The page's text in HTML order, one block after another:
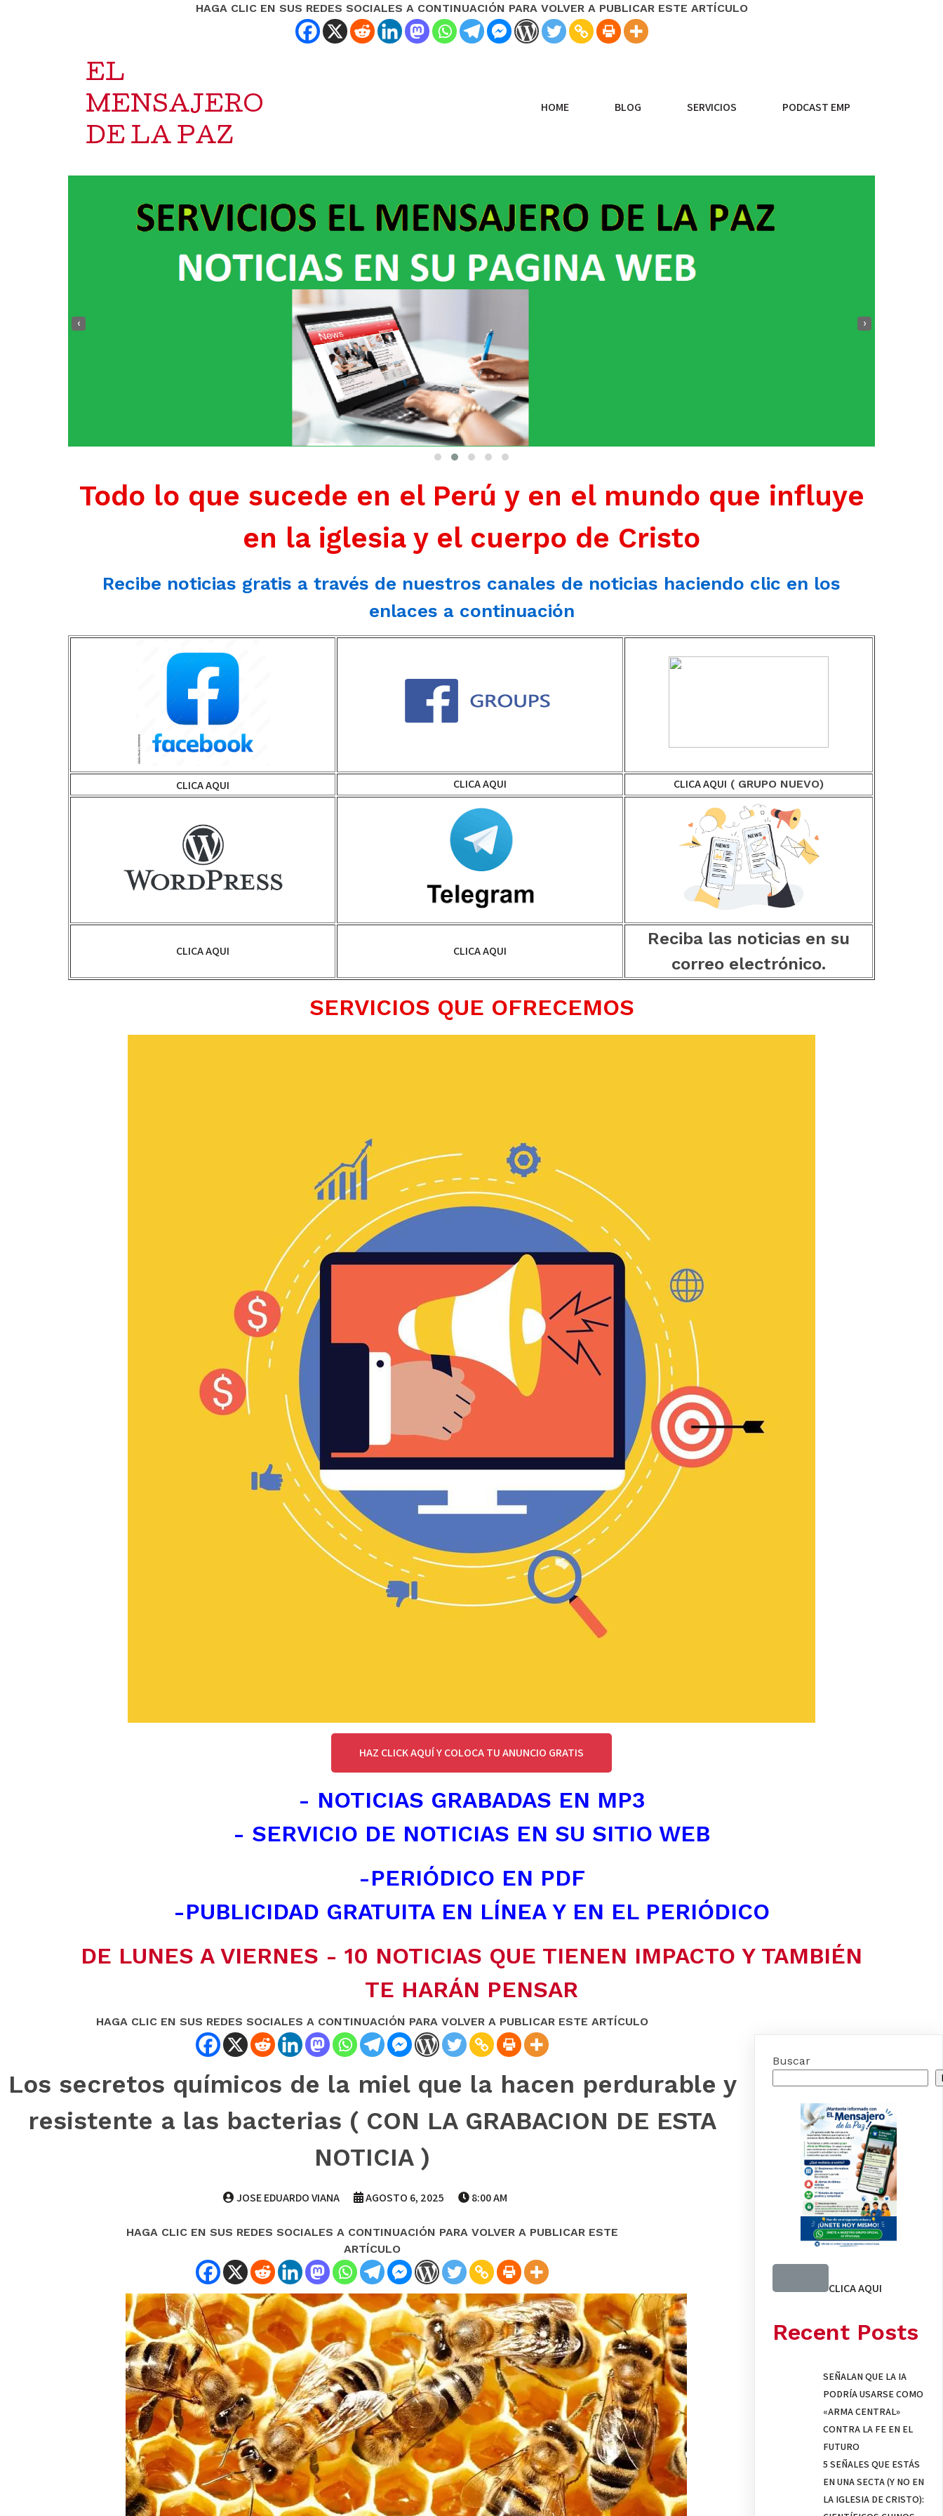
HAGA CLIC EN SUS REDES SOCIALES A CONTINUACIÓN PARA VOLVER A PUBLICAR ESTE ARTÍCULO
EL
MENSAJERO
DE LA PAZ
HOME BLOG SERVICIOS PODCAST EMP
‹ ›
Todo lo que sucede en el Perú y en el mundo que influye
en la iglesia y el cuerpo de Cristo
Recibe noticias gratis a través de nuestros canales de noticias haciendo clic en los
enlaces a continuación
CLICA AQUI CLICA AQUI CLICA AQUI ( GRUPO NUEVO)
CLICA AQUI CLICA AQUI
Reciba las noticias en su
correo electrónico.
SERVICIOS QUE OFRECEMOS
HAZ CLICK AQUÍ Y COLOCA TU ANUNCIO GRATIS
- NOTICIAS GRABADAS EN MP3
- SERVICIO DE NOTICIAS EN SU SITIO WEB
-PERIÓDICO EN PDF
-PUBLICIDAD GRATUITA EN LÍNEA Y EN EL PERIÓDICO
DE LUNES A VIERNES - 10 NOTICIAS QUE TIENEN IMPACTO Y TAMBIÉN
TE HARÁN PENSAR
HAGA CLIC EN SUS REDES SOCIALES A CONTINUACIÓN PARA VOLVER A PUBLICAR ESTE ARTÍCULO
Los secretos químicos de la miel que la hacen perdurable y
resistente a las bacterias ( CON LA GRABACION DE ESTA
NOTICIA )
JOSE EDUARDO VIANA AGOSTO 6, 2025 8:00 AM
HAGA CLIC EN SUS REDES SOCIALES A CONTINUACIÓN PARA VOLVER A PUBLICAR ESTE
ARTÍCULO
Buscar
CLICA AQUI
Recent Posts
SEÑALAN QUE LA IA
PODRÍA USARSE COMO
«ARMA CENTRAL»
CONTRA LA FE EN EL
FUTURO
5 SEÑALES QUE ESTÁS
EN UNA SECTA (Y NO EN
LA IGLESIA DE CRISTO):